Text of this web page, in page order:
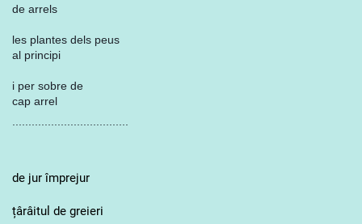
de arrels
les plantes dels peus
al principi
i per sobre de
cap arrel
de jur împrejur
țârâitul de greieri